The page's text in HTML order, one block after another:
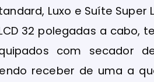
Luxo e Suíte
32 polegadas a
com secador
receber de uma a